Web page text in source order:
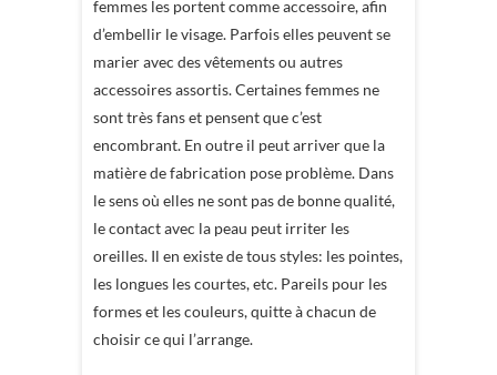
femmes les portent comme accessoire, afin
d’embellir le visage. Parfois elles peuvent se
marier avec des vêtements ou autres
accessoires assortis. Certaines femmes ne
sont très fans et pensent que c’est
encombrant. En outre il peut arriver que la
matière de fabrication pose problème. Dans
le sens où elles ne sont pas de bonne qualité,
le contact avec la peau peut irriter les
oreilles. Il en existe de tous styles: les pointes,
les longues les courtes, etc. Pareils pour les
formes et les couleurs, quitte à chacun de
choisir ce qui l’arrange.